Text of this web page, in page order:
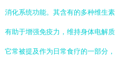
消化系统功能。其含有的多种维生
有助于增强免疫力，维持身体电解
它常被提及作为日常食疗的一部分